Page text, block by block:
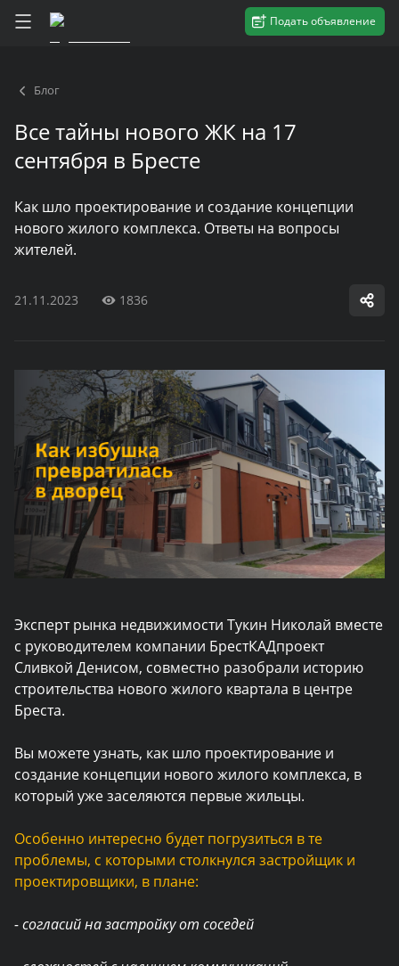
Подать объявление
Блог
Все тайны нового ЖК на 17
сентября в Бресте
Как шло проектирование и создание концепции
нового жилого комплекса. Ответы на вопросы
жителей.
21.11.2023 1836
Эксперт рынка недвижимости Тукин Николай вместе
с руководителем компании БрестКАДпроект
Сливкой Денисом, совместно разобрали историю
строительства нового жилого квартала в центре
Бреста.
Вы можете узнать, как шло проектирование и
создание концепции нового жилого комплекса, в
который уже заселяются первые жильцы.
Особенно интересно будет погрузиться в те
проблемы, с которыми столкнулся застройщик и
проектировщики, в плане:
- согласий на застройку от соседей